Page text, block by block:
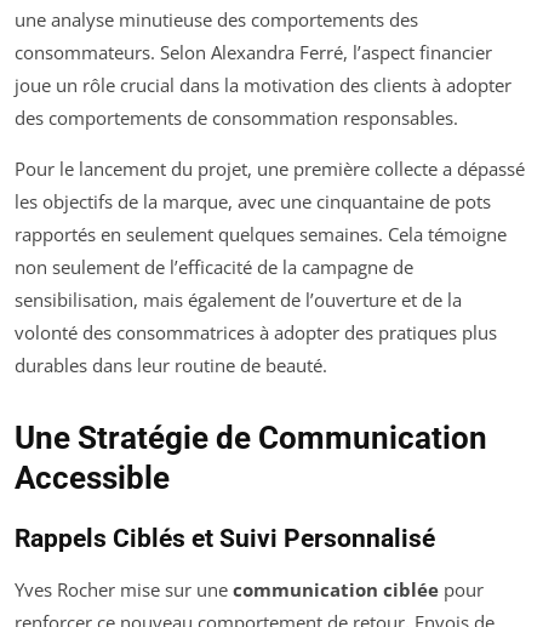
une analyse minutieuse des comportements des
consommateurs. Selon Alexandra Ferré, l’aspect financier
joue un rôle crucial dans la motivation des clients à adopter
des comportements de consommation responsables.
Pour le lancement du projet, une première collecte a dépassé
les objectifs de la marque, avec une cinquantaine de pots
rapportés en seulement quelques semaines. Cela témoigne
non seulement de l’efficacité de la campagne de
sensibilisation, mais également de l’ouverture et de la
volonté des consommatrices à adopter des pratiques plus
durables dans leur routine de beauté.
Une Stratégie de Communication
Accessible
Rappels Ciblés et Suivi Personnalisé
Yves Rocher mise sur une communication ciblée pour
renforcer ce nouveau comportement de retour. Envois de